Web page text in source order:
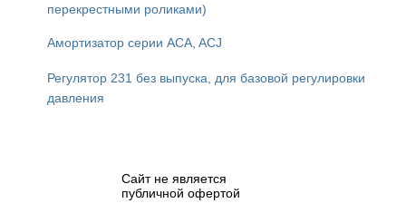
перекрестными роликами)
Амортизатор серии ACA, ACJ
Регулятор 231 без выпуска, для базовой регулировки
давления
Сайт не является
публичной офертой